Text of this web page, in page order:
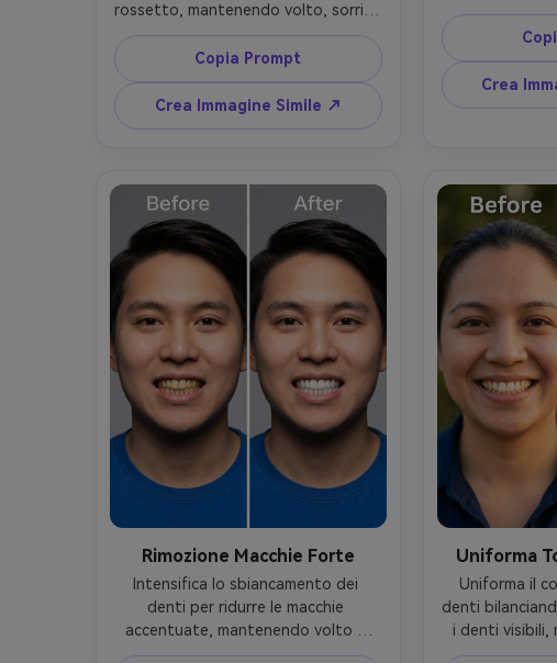
rossetto, mantenendo volto, sorriso
e outfit originali, preservando la
texture delle labbra, colore delle
gengive e illuminazione, punta a un
bianco naturale non neon --ar 4:5
Copia Prompt
Crea Immagine Simile ↗
volto e
preservando
solare e il
uno
mantieni le
Crea
Rimozione Macchie Forte
Intensifica lo sbiancamento dei
denti per ridurre le macchie
accentuate, mantenendo volto e
posa originali, la stessa tonalità
Uniforma
Uniforma il
denti
i denti visibili,
sorriso e